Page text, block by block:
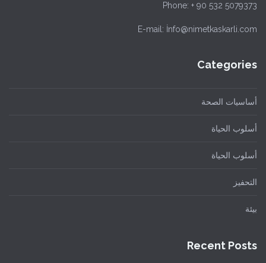
Phone: + 90 532 5079373
E-mail: İnfo@nimetkaskarli.com
Categories
أساسيات الصحة
أسلوب الحياة
أسلوب الحياة
التحفيز
بيئة
Recent Posts